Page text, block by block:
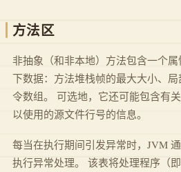
方法区
非抽象（和非本地）方法包含一个
下数据：方法堆栈帧的最大大小、
令数组。 可选地，它还可能包含有
以使用的源文件行号的信息。
每当在执行期间引发异常时，JVM
执行异常处理。 该表将处理程序（